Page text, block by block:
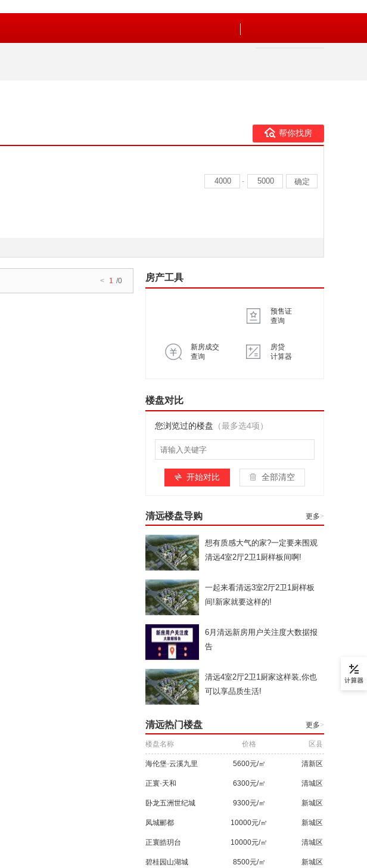
帮你找房
-
< 1 /0 房产工具
预售证
查询
新房成交
查询
房贷
计算器
楼盘对比
您浏览过的楼盘 （最多选4项）
开始对比 全部清空
清远楼盘导购 更多>
想有质感大气的家?一定要来围观
清远4室2厅2卫1厨样板间啊!
一起来看清远3室2厅2卫1厨样板
间!新家就要这样的!
6月清远新房用户关注度大数据报
告
清远4室2厅2卫1厨家这样装,你也
可以享品质生活!
清远热门楼盘 更多>
楼盘名称 价格 区县
海伦堡·云溪九里 5600元/㎡ 清新区
正寰·天和 6300元/㎡ 清城区
卧龙五洲世纪城 9300元/㎡ 新城区
凤城郦都 10000元/㎡ 新城区
正寰皓玥台 10000元/㎡ 清城区
碧桂园山湖城 8500元/㎡ 新城区